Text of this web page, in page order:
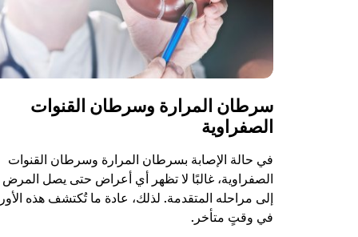
سرطان المرارة وسرطان القنوات
الصفراوية
في حالة الإصابة بسرطان المرارة وسرطان القنوات
الصفراوية، غالبًا لا تظهر أي أعراض حتى يصل المرض
إلى مراحله المتقدمة. لذلك، عادة ما تُكتشف هذه
في وقتٍ متأخر.